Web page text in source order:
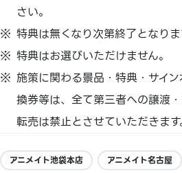
さい。
特典は無くなり次第終了となりま
特典はお選びいただけません。
施策に関わる景品・特典・サイ
換券等は、全て第三者への譲渡
転売は禁止とさせていただきます
アニメイト池袋本店 アニメイト名古屋